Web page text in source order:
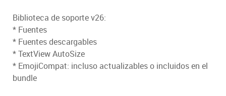
Biblioteca de soporte v26:
* Fuentes
* Fuentes descargables
* TextView AutoSize
* EmojiCompat: incluso actualizables o incluidos en el
bundle